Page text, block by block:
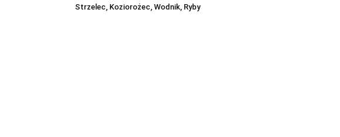
Strzelec, Koziorożec, Wodnik, Ryby